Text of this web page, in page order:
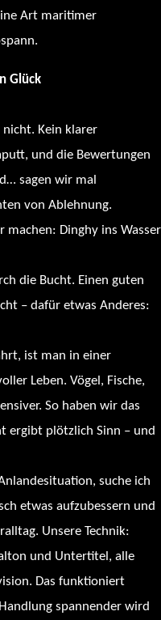
Art maritimer
Glück
Kein klarer
und die Bewertungen
sagen wir mal
von Ablehnung.
Dinghy ins Wasser
die Bucht. Einen guten
– dafür etwas Anderes:
ist man in einer
Leben. Vögel, Fische,
So haben wir das
ergibt plötzlich Sinn – und
suche ich
etwas aufzubessern und
Unsere Technik:
und Untertitel, alle
Das funktioniert
spannender wird